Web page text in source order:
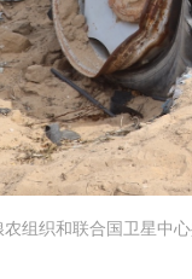
组织和联合国卫星中